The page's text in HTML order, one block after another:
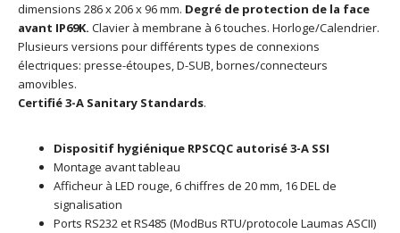
dimensions 286 x 206 x 96 mm. Degré de protection de la face
avant IP69K. Clavier à membrane à 6 touches. Horloge/Calendrier.
Plusieurs versions pour différents types de connexions
électriques: presse-étoupes, D-SUB, bornes/connecteurs
amovibles.
Certifié 3-A Sanitary Standards.
Dispositif hygiénique RPSCQC autorisé 3-A SSI
Montage avant tableau
Afficheur à LED rouge, 6 chiffres de 20 mm, 16 DEL de
signalisation
Ports RS232 et RS485 (ModBus RTU/protocole Laumas ASCII)